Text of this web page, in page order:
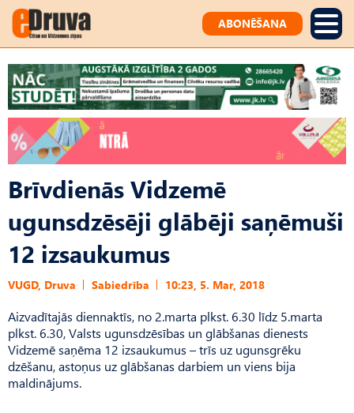
ABONĒŠANA
Brīvdienās Vidzemē
ugunsdzēsēji glābēji saņēmuši
12 izsaukumus
VUGD, Druva Sabiedrība 10:23, 5. Mar, 2018
Aizvadītajās diennaktīs, no 2.marta plkst. 6.30 līdz 5.marta
plkst. 6.30, Valsts ugunsdzēsības un glābšanas dienests
Vidzemē saņēma 12 izsaukumus – trīs uz ugunsgrēku
dzēšanu, astoņus uz glābšanas darbiem un viens bija
maldinājums.